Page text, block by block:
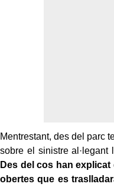
Mentrestant, des del parc
sobre el sinistre
Des del cos han
obertes que es